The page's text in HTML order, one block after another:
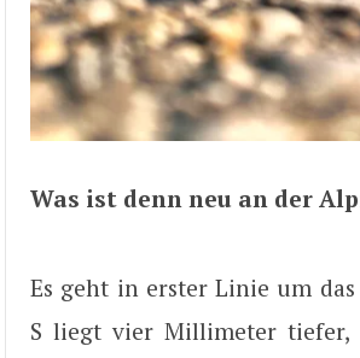
Was ist denn neu an der
Es geht in erster Linie um das
S liegt vier Millimeter tiefer,